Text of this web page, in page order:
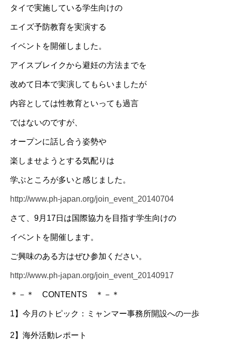
タイで実施している学生向けの
エイズ予防教育を実演する
イベントを開催しました。
アイスブレイクから避妊の方法までを
改めて日本で実演してもらいましたが
内容としては性教育といっても過言
ではないのですが、
オープンに話し合う姿勢や
楽しませようとする気配りは
学ぶところが多いと感じました。
http://www.ph-japan.org/join_event_20140704
さて、9月17日は国際協力を目指す学生向けの
イベントを開催します。
ご興味のある方はぜひ参加ください。
http://www.ph-japan.org/join_event_20140917
＊－＊ CONTENTS ＊－＊
1】今月のトピック：ミャンマー事務所開設への一歩
2】海外活動レポート